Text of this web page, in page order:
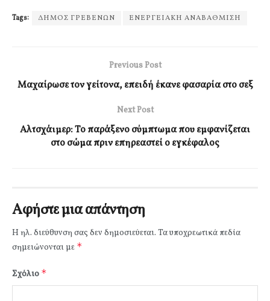
Tags: ΔΗΜΟΣ ΓΡΕΒΕΝΩΝ ΕΝΕΡΓΕΙΑΚΗ ΑΝΑΒΑΘΜΙΣΗ
Previous Post
Μαχαίρωσε τον γείτονα, επειδή έκανε φασαρία στο σεξ
Next Post
Αλτσχάιμερ: Το παράξενο σύμπτωμα που εμφανίζεται
στο σώμα πριν επηρεαστεί ο εγκέφαλος
Αφήστε μια απάντηση
Η ηλ. διεύθυνση σας δεν δημοσιεύεται. Τα υποχρεωτικά πεδία
σημειώνονται με *
Σχόλιο *